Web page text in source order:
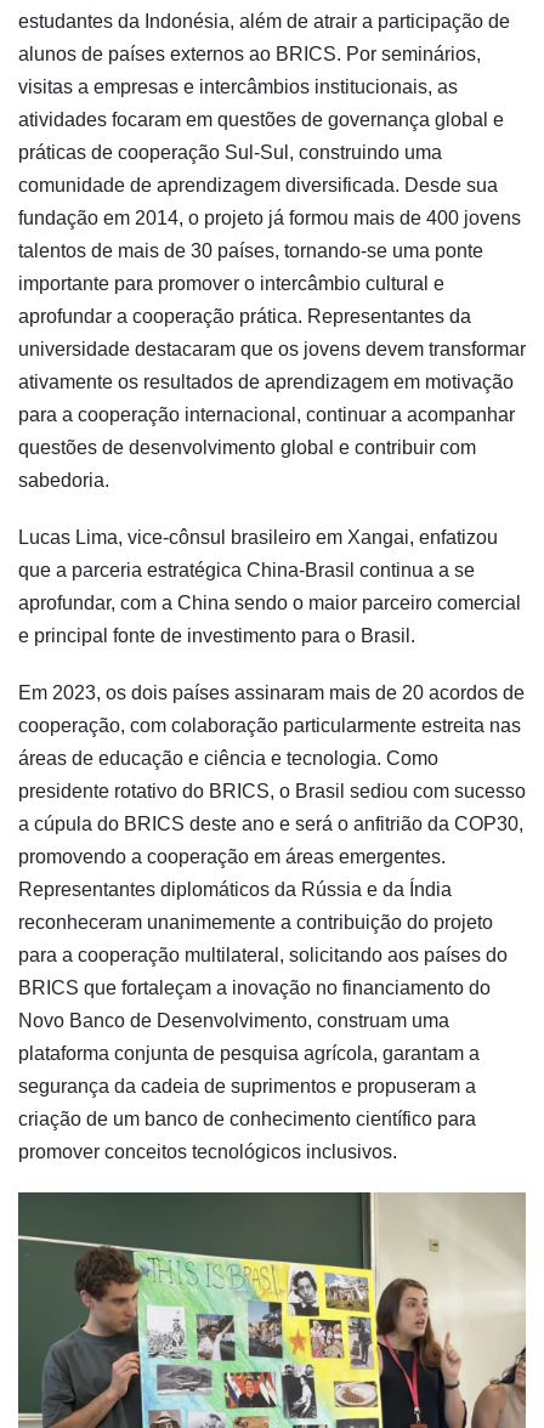
estudantes da Indonésia, além de atrair a participação de
alunos de países externos ao BRICS. Por seminários,
visitas a empresas e intercâmbios institucionais, as
atividades focaram em questões de governança global e
práticas de cooperação Sul-Sul, construindo uma
comunidade de aprendizagem diversificada. Desde sua
fundação em 2014, o projeto já formou mais de 400 jovens
talentos de mais de 30 países, tornando-se uma ponte
importante para promover o intercâmbio cultural e
aprofundar a cooperação prática. Representantes da
universidade destacaram que os jovens devem transformar
ativamente os resultados de aprendizagem em motivação
para a cooperação internacional, continuar a acompanhar
questões de desenvolvimento global e contribuir com
sabedoria.
Lucas Lima, vice-cônsul brasileiro em Xangai, enfatizou
que a parceria estratégica China-Brasil continua a se
aprofundar, com a China sendo o maior parceiro comercial
e principal fonte de investimento para o Brasil.
Em 2023, os dois países assinaram mais de 20 acordos de
cooperação, com colaboração particularmente estreita nas
áreas de educação e ciência e tecnologia. Como
presidente rotativo do BRICS, o Brasil sediou com sucesso
a cúpula do BRICS deste ano e será o anfitrião da COP30,
promovendo a cooperação em áreas emergentes.
Representantes diplomáticos da Rússia e da Índia
reconheceram unanimemente a contribuição do projeto
para a cooperação multilateral, solicitando aos países do
BRICS que fortaleçam a inovação no financiamento do
Novo Banco de Desenvolvimento, construam uma
plataforma conjunta de pesquisa agrícola, garantam a
segurança da cadeia de suprimentos e propuseram a
criação de um banco de conhecimento científico para
promover conceitos tecnológicos inclusivos.